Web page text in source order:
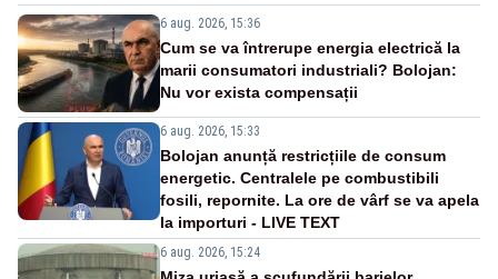
6 aug. 2026, 15:36
Cum se va întrerupe energia electrică la
marii consumatori industriali? Bolojan:
Nu vor exista compensații
6 aug. 2026, 15:33
Bolojan anunță restricțiile de consum
energetic. Centralele pe combustibili
fosili, repornite. La ore de vârf se va apela
la importuri - LIVE TEXT
6 aug. 2026, 15:24